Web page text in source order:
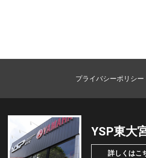
プライバシーポリシー
YSP東大
詳しくはこ